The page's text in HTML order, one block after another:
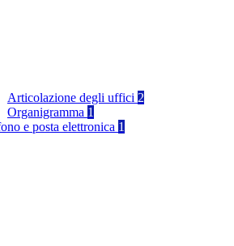
Articolazione degli uffici 2
Organigramma 1
e posta elettronica 1